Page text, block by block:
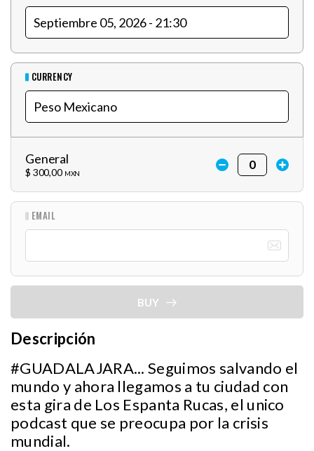
CURRENCY
General
$ 300,00 MXN
EMAIL
BUY
Descripción
#GUADALAJARA... Seguimos salvando el
mundo y ahora llegamos a tu ciudad con
esta gira de Los Espanta Rucas, el unico
podcast que se preocupa por la crisis
mundial.